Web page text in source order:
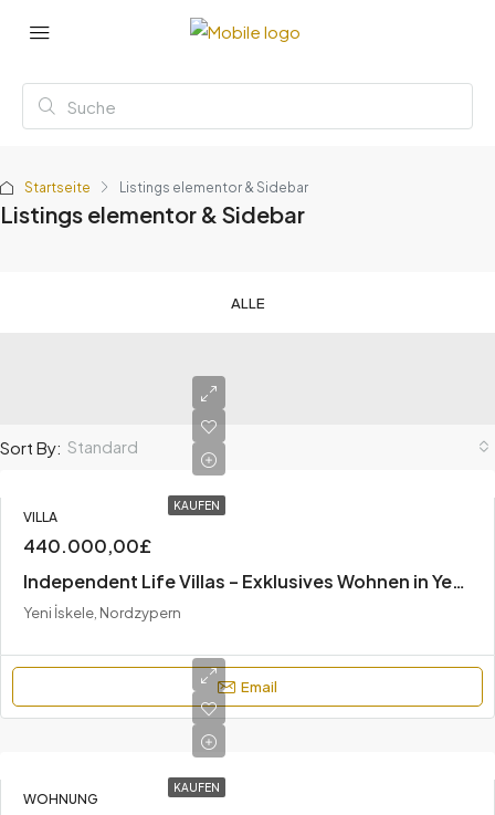
Startseite Listings elementor & Sidebar
Listings elementor & Sidebar
ALLE
Sort By: Standard
KAUFEN
VILLA
440.000,00£
Independent Life Villas – Exklusives Wohnen in Yeni İskele, Zypern
Yeni İskele, Nordzypern
Email
KAUFEN
WOHNUNG